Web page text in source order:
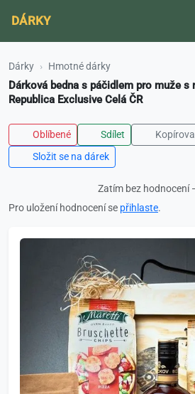
DÁRKY
Dárky Hmotné dárky
Dárková bedna s páčidlem pro muže s
Republica Exclusive Celá ČR
Oblíbené Sdílet
Složit se na dárek
Zatím bez hodnocení
Pro uložení hodnocení se přihlaste.